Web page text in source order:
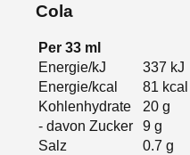
Cola
Per 33 ml
Energie/kJ
337 kJ
Energie/kcal
81 kcal
Kohlenhydrate
20 g
- davon Zucker
9 g
Salz
0.7 g